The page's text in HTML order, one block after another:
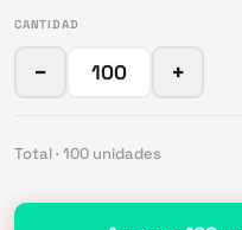
CANTIDAD
− +
Total · 100 unidades